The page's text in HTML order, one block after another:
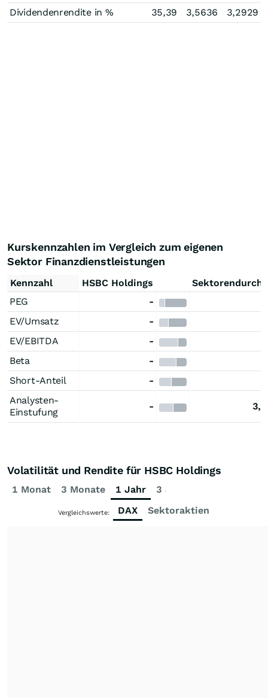
Dividendenrendite in %
35,39 3,5636 3,2929
Kurskennzahlen im Vergleich zum eigenen
Sektor Finanzdienstleistungen
Kennzahl HSBC Holdings
PEG
-
EV/Umsatz
-
EV/EBITDA
-
Beta
-
Short-Anteil
-
Analysten-
Einstufung
-
Volatilität und Rendite für HSBC Holdings
1 Monat 3 Monate 1 Jahr 3 Jahre
Vergleichswerte: DAX Sektoraktien